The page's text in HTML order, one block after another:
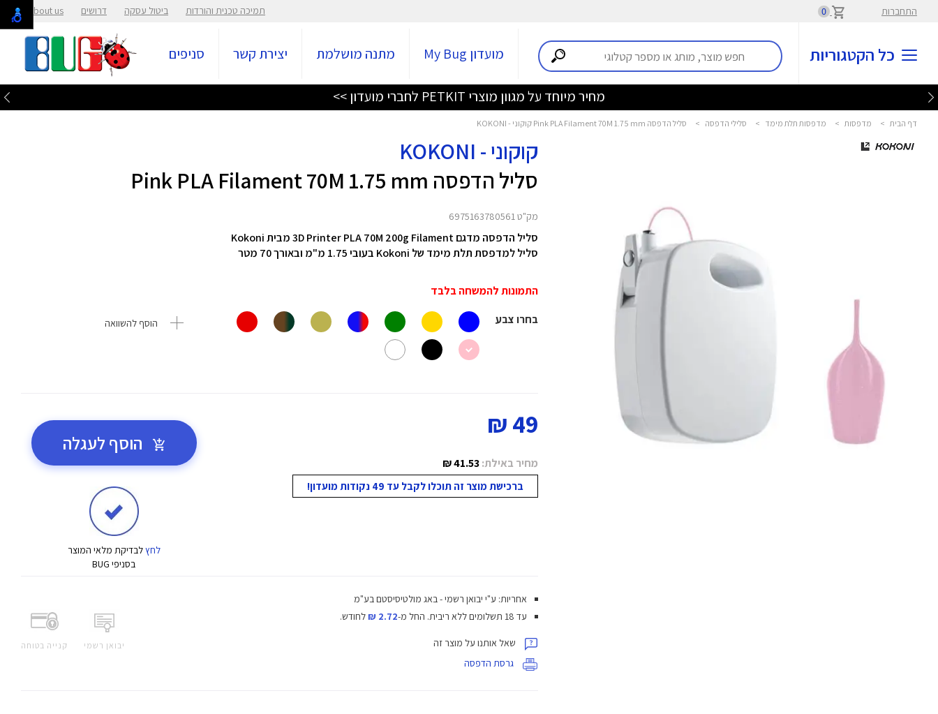
התחברות 0 תמיכה טכנית והורדות ביטול עסקה דרושים About us
כל הקטגוריות מועדון My Bug מתנה מושלמת יצירת קשר סניפים
מחיר מיוחד על מגוון מוצרי PETKIT לחברי מועדון >>
דף הבית > מדפסות > מדפסות תלת מימד > סלילי הדפסה > סליל הדפסה Pink PLA Filament 70M 1.75 mm קוקוני - KOKONI
קוקוני - KOKONI
סליל הדפסה Pink PLA Filament 70M 1.75 mm
מק"ט 6975163780561
סליל הדפסה מדגם 3D Printer PLA 70M 200g Filament מבית Kokoni
סליל למדפסת תלת מימד של Kokoni בעובי 1.75 מ"מ ובאורך 70 מטר
התמונות להמשחה בלבד
בחרו צבע
הוסף להשוואה
49 ₪
מחיר באילת:41.53 ₪
ברכישת מוצר זה תוכלו לקבל עד 49 נקודות מועדון!
הוסף לעגלה
לחץלבדיקת מלאי המוצר
בסניפי BUG
יבואן רשמי קנייה בטוחה
אחריות: ע"י יבואן רשמי - באג מולטיסיסטם בע"מ
עד 18 תשלומים ללא ריבית.
החל מ-2.72 ₪ לחודש.
שאל אותנו על מוצר זה
גרסת הדפסה